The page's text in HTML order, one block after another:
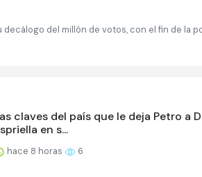
del millón de votos, con el fin de la
claves del país que le deja Petro a
en s...
hace 8 horas 6